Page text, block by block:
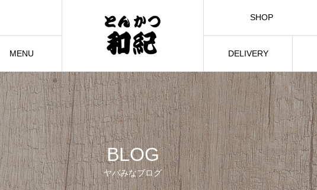
MENU DELIVERY
SHOP
BLOG
ヤバみなブログ